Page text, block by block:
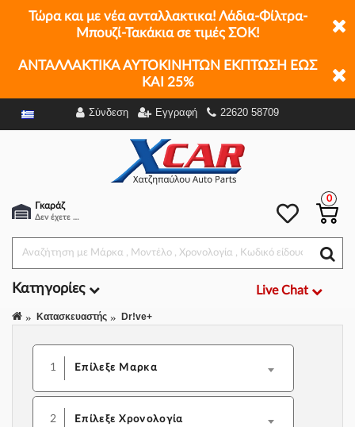
Τώρα και με νέα ανταλλακτικα! Λάδια-Φίλτρα-
Μπουζί-Τακάκια σε τιμές ΣΟΚ!
ΑΝΤΑΛΛΑΚΤΙΚΑ ΑΥΤΟΚΙΝΗΤΩΝ ΕΚΠΤΩΣΗ ΕΩΣ
ΚΑΙ 25%
Σύνδεση Εγγραφή 22620 58709
Γκαράζ
Δεν έχετε επιλέξει αμάξι.
0
Κατηγορίες Live Chat
Κατασκευαστής Dr!ve+
1 Επίλεξε Μαρκα
2 Επίλεξε Χρονολογία